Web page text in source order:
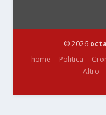
© 2026
home
Politica
Altro